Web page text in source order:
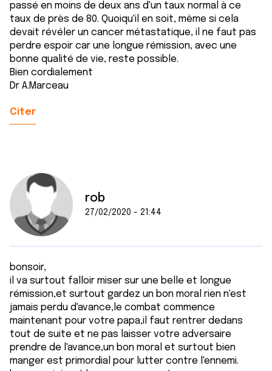
passé en moins de deux ans d'un taux normal à ce
taux de près de 80. Quoiqu'il en soit, même si cela
devait révéler un cancer métastatique, il ne faut pas
perdre espoir car une longue rémission, avec une
bonne qualité de vie, reste possible.
Bien cordialement
Dr A.Marceau
Citer
rob
27/02/2020 - 21:44
bonsoir,
il va surtout falloir miser sur une belle et longue
rémission,et surtout gardez un bon moral rien n'est
jamais perdu d'avance,le combat commence
maintenant pour votre papa,il faut rentrer dedans
tout de suite et ne pas laisser votre adversaire
prendre de l'avance,un bon moral et surtout bien
manger est primordial pour lutter contre l'ennemi.